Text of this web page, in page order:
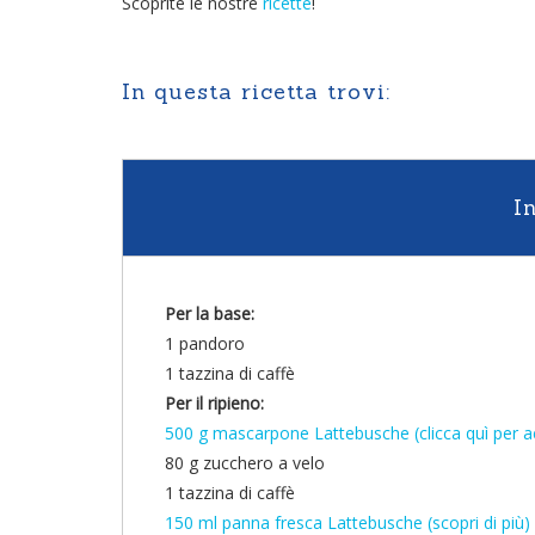
In questa ricetta trovi:
Per la base:
1 pandoro
1 tazzina di caffè
Per il ripieno:
500 g mascarpone Lattebusche (clicca quì per
80 g zucchero a velo
1 tazzina di caffè
150 ml panna fresca Lattebusche (scopri di più)